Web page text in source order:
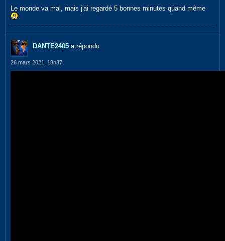
Le monde va mal, mais j'ai regardé 5 bonnes minutes quand même
DANTE2405 a répondu
26 mars 2021, 18h37